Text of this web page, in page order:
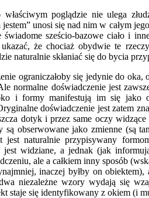
poglądzie nie ulega
unosi się nad nim w całym
sześcio-bazowe ciało i
że chociaż obydwie te
naturalnie skłaniać się do bycia
ograniczałoby się jedynie do
normalne doświadczenie jest
i formy manifestują im się jako
doświadczenie jest zatem
dotyk i przez same oczy
są obserwowane jako zmienne (są
jest naturalnie przypisywany
widziane, a jednak (jak
ale a całkiem inny sposób
inaczej byłby on
niezależne wzory wydają się
staje się identyfikowany z okiem (i